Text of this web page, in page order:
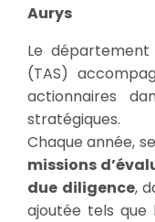
Aurys
Le département
(TAS)
actionnaires
stratégiques.
Chaque année,
missions
due diligence,
ajoutée tels que